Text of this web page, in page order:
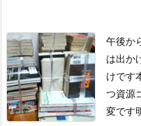
午後か
は出か
けです
つ資源
変です